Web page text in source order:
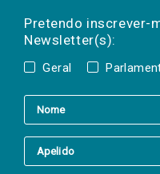
Pretendo inscrever-
Newsletter(s):
Geral
a(s) newsletter(s).
mail